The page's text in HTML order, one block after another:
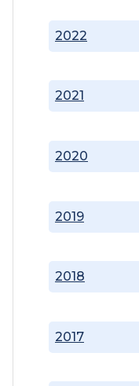
2017
2018
2019
2020
2021
2022